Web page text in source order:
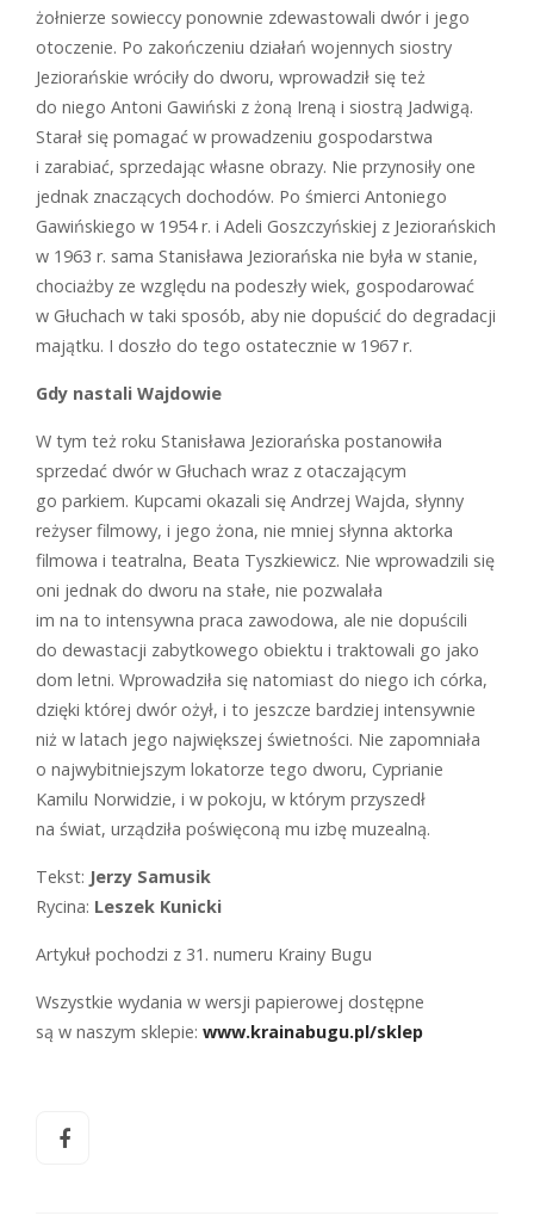
żołnierze sowieccy ponownie zdewastowali dwór i jego
otoczenie. Po zakończeniu działań wojennych siostry
Jeziorańskie wróciły do dworu, wprowadził się też
do niego Antoni Gawiński z żoną Ireną i siostrą Jadwigą.
Starał się pomagać w prowadzeniu gospodarstwa
i zarabiać, sprzedając własne obrazy. Nie przynosiły one
jednak znaczących dochodów. Po śmierci Antoniego
Gawińskiego w 1954 r. i Adeli Goszczyńskiej z Jeziorańskich
w 1963 r. sama Stanisława Jeziorańska nie była w stanie,
chociażby ze względu na podeszły wiek, gospodarować
w Głuchach w taki sposób, aby nie dopuścić do degradacji
majątku. I doszło do tego ostatecznie w 1967 r.
Gdy nastali Wajdowie
W tym też roku Stanisława Jeziorańska postanowiła
sprzedać dwór w Głuchach wraz z otaczającym
go parkiem. Kupcami okazali się Andrzej Wajda, słynny
reżyser filmowy, i jego żona, nie mniej słynna aktorka
filmowa i teatralna, Beata Tyszkiewicz. Nie wprowadzili się
oni jednak do dworu na stałe, nie pozwalała
im na to intensywna praca zawodowa, ale nie dopuścili
do dewastacji zabytkowego obiektu i traktowali go jako
dom letni. Wprowadziła się natomiast do niego ich córka,
dzięki której dwór ożył, i to jeszcze bardziej intensywnie
niż w latach jego największej świetności. Nie zapomniała
o najwybitniejszym lokatorze tego dworu, Cyprianie
Kamilu Norwidzie, i w pokoju, w którym przyszedł
na świat, urządziła poświęconą mu izbę muzealną.
Tekst: Jerzy Samusik
Rycina: Leszek Kunicki
Artykuł pochodzi z 31. numeru Krainy Bugu
Wszystkie wydania w wersji papierowej dostępne
są w naszym sklepie: www.krainabugu.pl/sklep